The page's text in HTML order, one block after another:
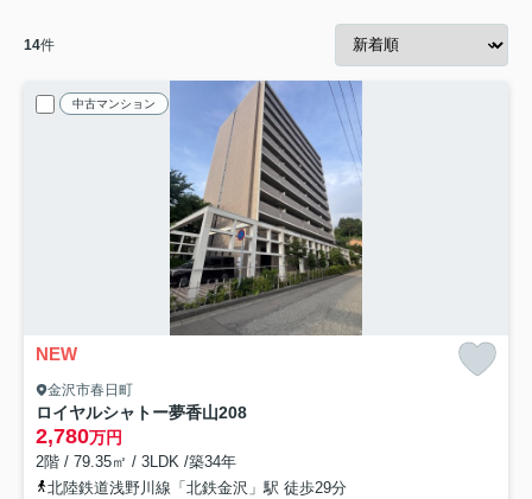
14件
中古マンション
NEW
金沢市春日町
ロイヤルシャトー夢香山208
2,780万円
2階 / 79.35㎡ / 3LDK /築34年
北陸鉄道浅野川線「北鉄金沢」駅 徒歩29分